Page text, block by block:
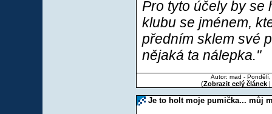
Pro tyto účely by se
klubu se jménem,
předním sklem své
nějaká ta nálepka."
Autor: mad -
(Zobrazit celý článek|
Je to holt moje pumička... můj